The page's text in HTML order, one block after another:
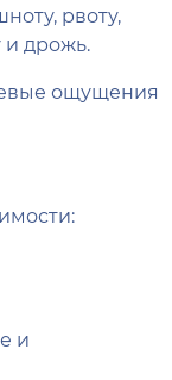
рвоту,
и дрожь.
ощущения
и